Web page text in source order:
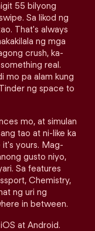
55 bilyong
Sa likod ng
That's always
ng mga
crush, ka-
real.
mo pa alam kung
ng space to
mo, at simulan
tao at ni-like ka
it's yours. Mag-
gusto niyo,
Sa features
Chemistry,
ng uri ng
in between.
at Android.